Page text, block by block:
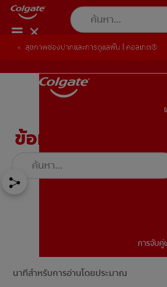
สุขภ
การจับ
สุขภาพช่องปากและการดูแลฟัน | คอลเกต®
ข้อมุลเกี่ยวกับเด็กฟั
นาทีสำหรับการอ่านโดยประมาณ